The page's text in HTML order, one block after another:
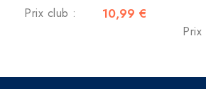
Prix club :
10,99 €
Prix